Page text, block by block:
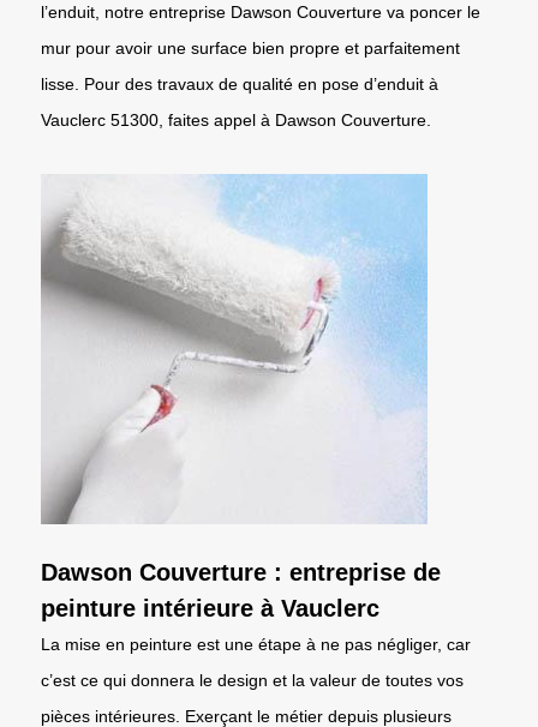
l’enduit, notre entreprise Dawson Couverture va poncer le
mur pour avoir une surface bien propre et parfaitement
lisse. Pour des travaux de qualité en pose d’enduit à
Vauclerc 51300, faites appel à Dawson Couverture.
Dawson Couverture : entreprise de
peinture intérieure à Vauclerc
La mise en peinture est une étape à ne pas négliger, car
c’est ce qui donnera le design et la valeur de toutes vos
pièces intérieures. Exerçant le métier depuis plusieurs